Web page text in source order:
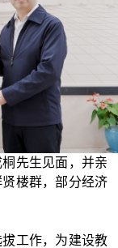
先生见面，并亲
楼群，部分经济
工作，为建设教